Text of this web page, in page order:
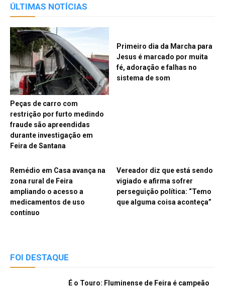
ÚLTIMAS NOTÍCIAS
Peças de carro com
restrição por furto medindo
fraude são apreendidas
durante investigação em
Feira de Santana
Primeiro dia da Marcha para
Jesus é marcado por muita
fé, adoração e falhas no
sistema de som
Remédio em Casa avança na
zona rural de Feira
ampliando o acesso a
medicamentos de uso
contínuo
Vereador diz que está sendo
vigiado e afirma sofrer
perseguição política: “Temo
que alguma coisa aconteça”
FOI DESTAQUE
É o Touro: Fluminense de Feira é campeão